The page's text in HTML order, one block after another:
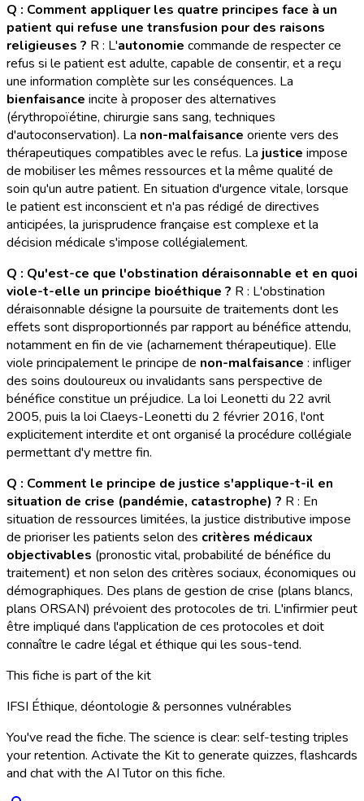
Q : Comment appliquer les quatre principes face à un
patient qui refuse une transfusion pour des raisons
religieuses ? R : L'autonomie commande de respecter ce
refus si le patient est adulte, capable de consentir, et a reçu
une information complète sur les conséquences. La
bienfaisance incite à proposer des alternatives
(érythropoïétine, chirurgie sans sang, techniques
d'autoconservation). La non-malfaisance oriente vers des
thérapeutiques compatibles avec le refus. La justice impose
de mobiliser les mêmes ressources et la même qualité de
soin qu'un autre patient. En situation d'urgence vitale, lorsque
le patient est inconscient et n'a pas rédigé de directives
anticipées, la jurisprudence française est complexe et la
décision médicale s'impose collégialement.
Q : Qu'est-ce que l'obstination déraisonnable et en quoi
viole-t-elle un principe bioéthique ? R : L'obstination
déraisonnable désigne la poursuite de traitements dont les
effets sont disproportionnés par rapport au bénéfice attendu,
notamment en fin de vie (acharnement thérapeutique). Elle
viole principalement le principe de non-malfaisance : infliger
des soins douloureux ou invalidants sans perspective de
bénéfice constitue un préjudice. La loi Leonetti du 22 avril
2005, puis la loi Claeys-Leonetti du 2 février 2016, l'ont
explicitement interdite et ont organisé la procédure collégiale
permettant d'y mettre fin.
Q : Comment le principe de justice s'applique-t-il en
situation de crise (pandémie, catastrophe) ? R : En
situation de ressources limitées, la justice distributive impose
de prioriser les patients selon des critères médicaux
objectivables (pronostic vital, probabilité de bénéfice du
traitement) et non selon des critères sociaux, économiques ou
démographiques. Des plans de gestion de crise (plans blancs,
plans ORSAN) prévoient des protocoles de tri. L'infirmier peut
être impliqué dans l'application de ces protocoles et doit
connaître le cadre légal et éthique qui les sous-tend.
This fiche is part of the kit
IFSI Éthique, déontologie & personnes vulnérables
You've read the fiche. The science is clear: self-testing triples
your retention. Activate the Kit to generate quizzes, flashcards
and chat with the AI Tutor on this fiche.